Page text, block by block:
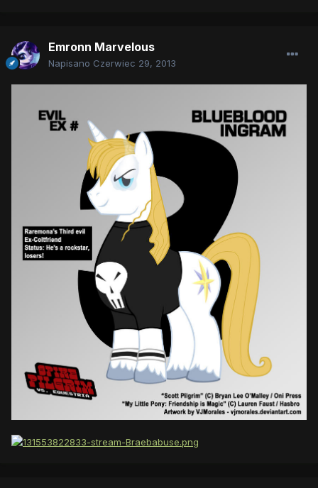
Emronn Marvelous
Napisano Czerwiec 29, 2013